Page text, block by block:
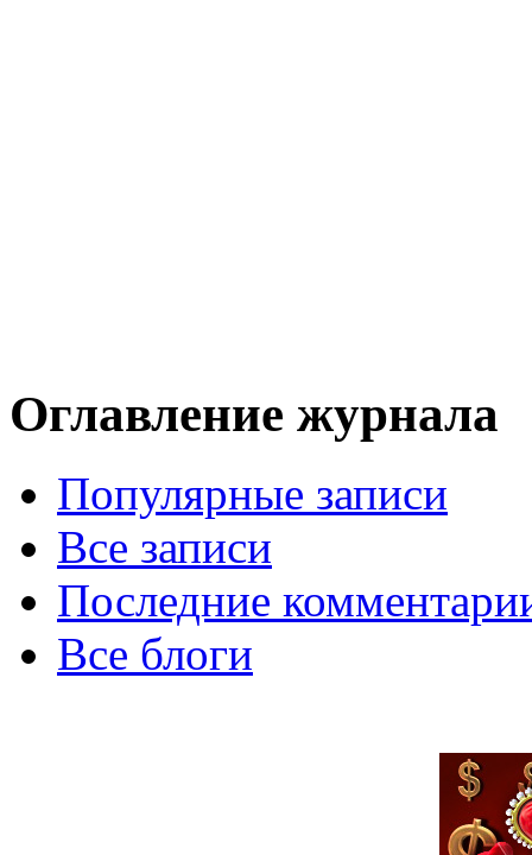
Оглавление журнала
Популярные записи
Все записи
Последние
Все блоги